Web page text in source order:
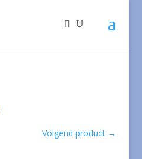
Volgend product →